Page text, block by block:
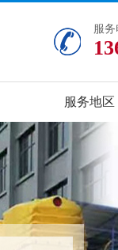
服务
服务地区